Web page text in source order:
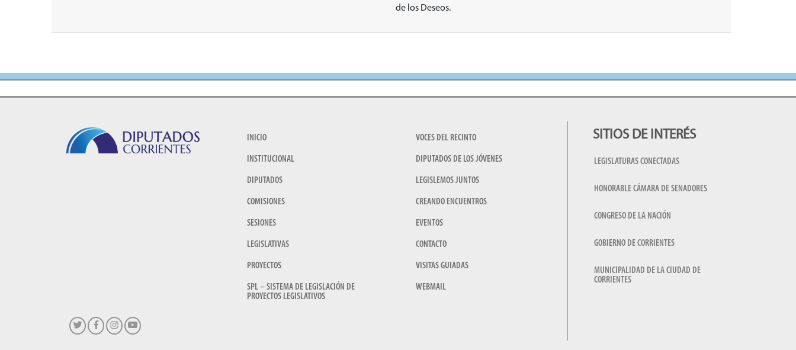
de los Deseos.
INICIO
INSTITUCIONAL
DIPUTADOS
COMISIONES
SESIONES
LEGISLATIVAS
PROYECTOS
SPL – SISTEMA DE LEGISLACIÓN DE
PROYECTOS LEGISLATIVOS
VOCES DEL RECINTO
DIPUTADOS DE LOS JÓVENES
LEGISLEMOS JUNTOS
CREANDO ENCUENTROS
EVENTOS
CONTACTO
VISITAS GUIADAS
WEBMAIL
SITIOS DE INTERÉS
LEGISLATURAS CONECTADAS
HONORABLE CÁMARA DE SENADORES
CONGRESO DE LA NACIÓN
GOBIERNO DE CORRIENTES
MUNICIPALIDAD DE LA CIUDAD DE
CORRIENTES